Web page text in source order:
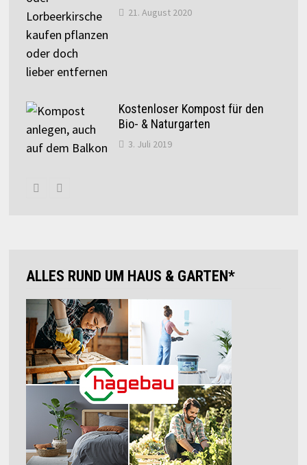
21. August 2020
Kostenloser Kompost für den
Bio- & Naturgarten
3. Juli 2019
ALLES RUND UM HAUS & GARTEN*